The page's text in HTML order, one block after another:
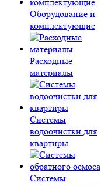
Оборудование и
комплектующие
Расходные
материалы
Системы
водоочистки для
квартиры
Системы